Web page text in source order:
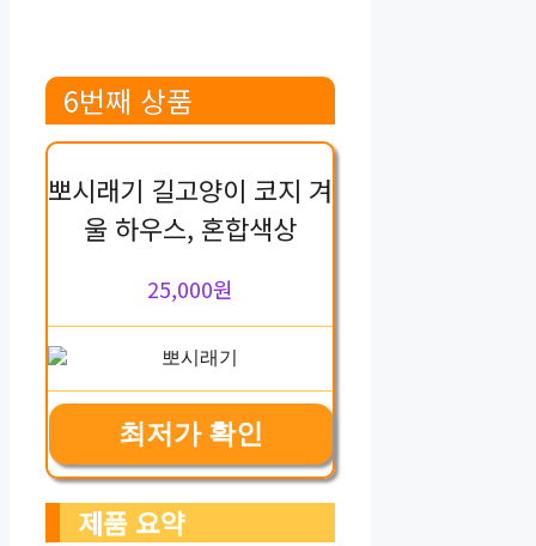
6번째 상품
뽀시래기 길고양이 코지 겨
울 하우스, 혼합색상
25,000원
최저가 확인
제품 요약